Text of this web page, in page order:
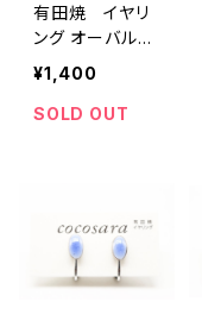
有田焼 イヤリ
ング オーバルグ
リーン
¥1,400
SOLD OUT